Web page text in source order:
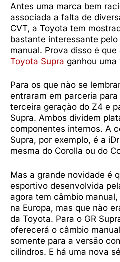
Antes uma marca bem
associada a falta de
CVT, a Toyota tem
bastante interessante
manual. Prova disso é que
Toyota Supra ganhou uma
Para os que não se
entraram em parceria
terceira geração do Z4 e
Supra. Ambos dividem
componentes internos. A
Supra, por exemplo, é a
mesma do Corolla ou do
Mas a grande novidade é
esportivo desenvolvida
agora tem câmbio
na Europa, mas que não
da Toyota. Para o GR
oferecerá o câmbio
somente para a versão
cilindros. E há uma nova